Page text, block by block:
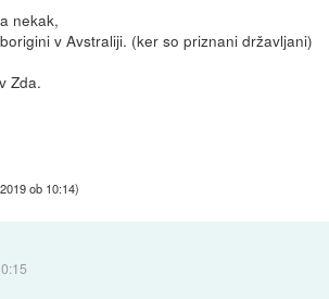
nekak,
v Avstraliji. (ker so priznani državljani)
Zda.
ob 10:14)